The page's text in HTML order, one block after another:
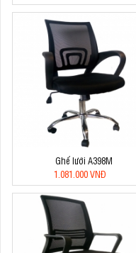
Ghế lưới A398M
1.081.000 VNĐ